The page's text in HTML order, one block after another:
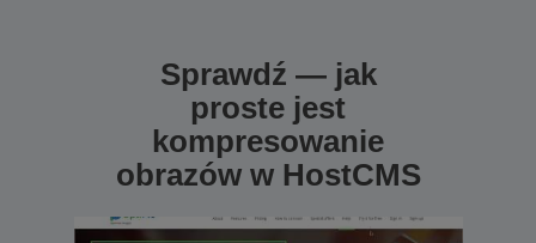
Sprawdź — jak
proste jest
kompresowanie
obrazów w HostCMS